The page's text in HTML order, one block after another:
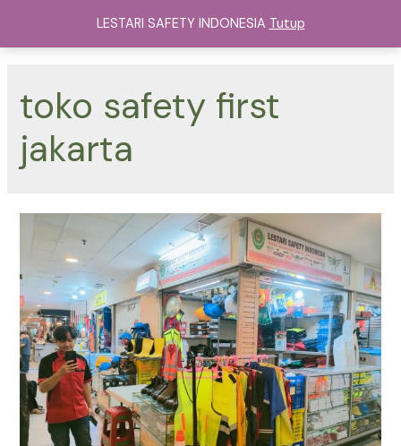
LESTARI SAFETY INDONESIA Tutup
konten
toko safety first
jakarta